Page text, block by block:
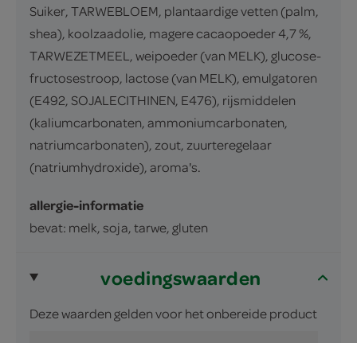
Suiker, TARWEBLOEM, plantaardige vetten (palm,
shea), koolzaadolie, magere cacaopoeder 4,7 %,
TARWEZETMEEL, weipoeder (van MELK), glucose-
fructosestroop, lactose (van MELK), emulgatoren
(E492, SOJALECITHINEN, E476), rijsmiddelen
(kaliumcarbonaten, ammoniumcarbonaten,
natriumcarbonaten), zout, zuurteregelaar
(natriumhydroxide), aroma's.
allergie-informatie
bevat: melk, soja, tarwe, gluten
voedingswaarden
Deze waarden gelden voor het onbereide product